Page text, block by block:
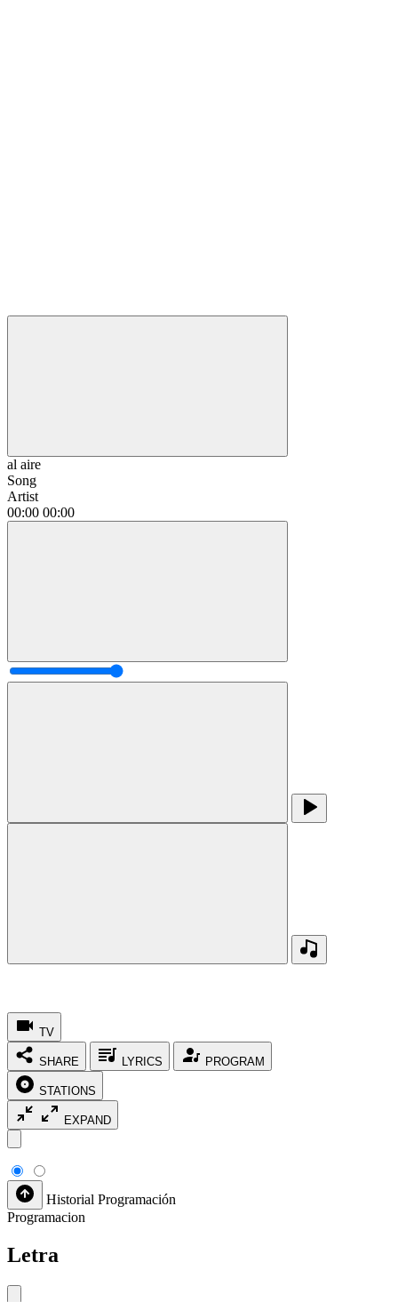
al aire
Song
Artist
00:00 00:00
TV
SHARE LYRICS PROGRAM
STATIONS
EXPAND
Historial Programación
Programacion
Letra